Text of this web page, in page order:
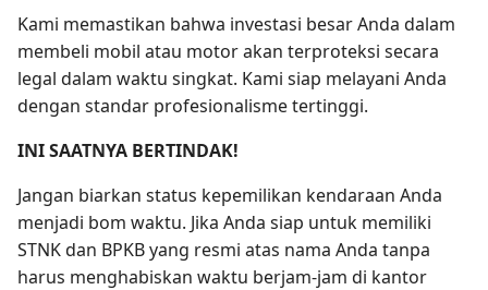
Kami memastikan bahwa investasi besar Anda dalam
membeli mobil atau motor akan terproteksi secara
legal dalam waktu singkat. Kami siap melayani Anda
dengan standar profesionalisme tertinggi.
INI SAATNYA BERTINDAK!
Jangan biarkan status kepemilikan kendaraan Anda
menjadi bom waktu. Jika Anda siap untuk memiliki
STNK dan BPKB yang resmi atas nama Anda tanpa
harus menghabiskan waktu berjam-jam di kantor